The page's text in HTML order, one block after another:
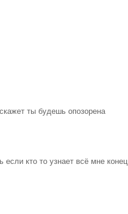
ты будешь опозорена
кто то узнает всё мне конец